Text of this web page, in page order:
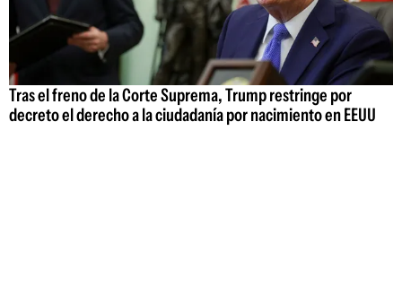
Tras el freno de la Corte Suprema, Trump restringe por
decreto el derecho a la ciudadanía por nacimiento en EEUU